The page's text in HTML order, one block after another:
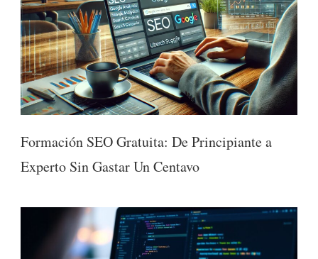
Formación SEO Gratuita: De Principiante a
Experto Sin Gastar Un Centavo